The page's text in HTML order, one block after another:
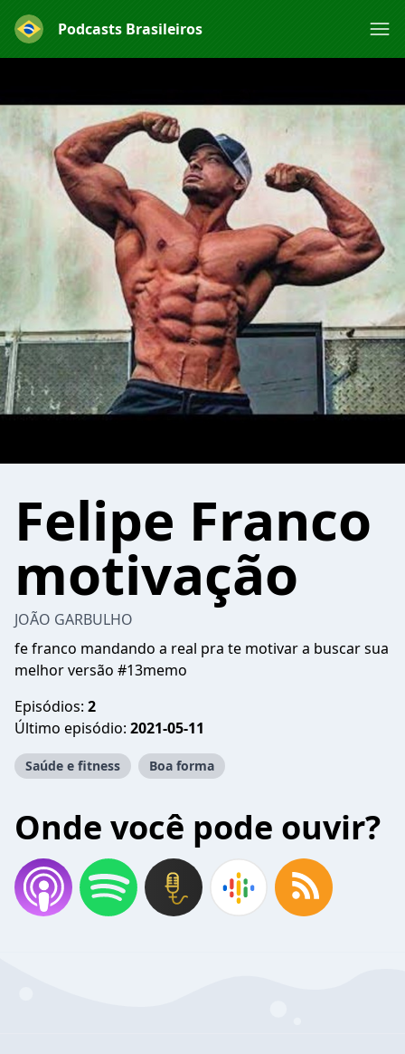
Podcasts Brasileiros
Felipe Franco
motivação
JOÃO GARBULHO
fe franco mandando a real pra te motivar a buscar sua
melhor versão #13memo
Episódios: 2
Último episódio: 2021-05-11
Saúde e fitness Boa forma
Onde você pode ouvir?